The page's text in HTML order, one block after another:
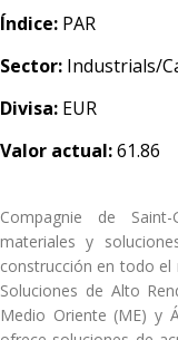
Índice: PAR
Sector: Industrials/
Divisa: EUR
Valor actual:61.86
Compagnie de
materiales y
construcción en todo el
Soluciones de Alto
Medio Oriente (ME) y